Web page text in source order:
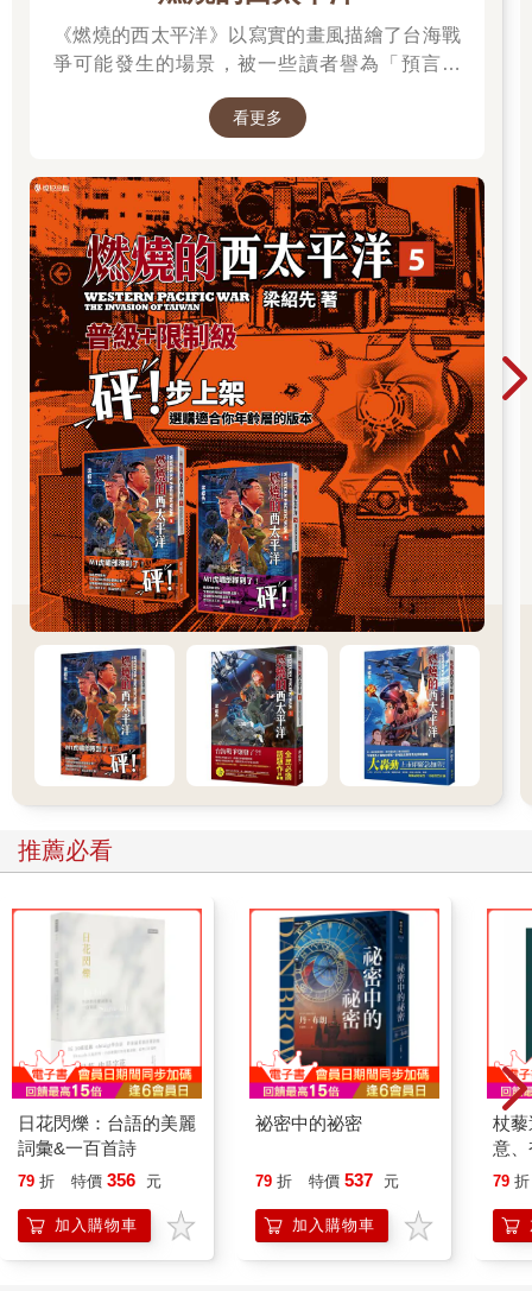
的故事。「故鄉」對發話者而言，是一個主觀可以選擇的空間或
場所，在第三者的認識中，則是發話者「起源」的土地，因此，
故鄉意識的認知與建構攸關著自我認同。不同世代的在台日本人
代的差異，呈現何種面貌？背後又具有什麼樣的意義，存在著哪
些建構故鄉的力量？讓我們試著從歷史的脈絡，探問戰前世代的
但這個篇章的主角，還有我們，曾經的被殖民者，也是今日家園
的主人。在台日本人的故鄉意識與懷鄉之情，與今日的我們何
關？法國史學家皮耶諾哈（Pierre Nora）將「記憶所繫之處」
（lieu de memoire）定義為「一種物質或非物質實體，經由人類
或時間轉變，而成為一個社群的象徵性遺產」，它包含了歷史
的、知性的、感性的、許多時候是無意識的，具有深奧多層次的
內涵。在台日人的故鄉，既是實體的空間──台灣，也是認知、情
感層次的非物質實體，在歷經諸多力量與時間轉化後，它是否只
屬於前在台日本人「在遠方遙想之處」，抑或也轉化為我們的象
徵性遺產？文末，讓我們透過日式建築保存的例子，思考台灣社
會如何看待涵蓋歷史、情感的日人故鄉記憶，並將之納入打造家
園的歷程。
在日本帝國的擴張下：異地．他鄉
時間拉回一百多年前的一八九五年，甲午戰爭後，台灣成為日本
的第一個殖民地，也開啟了日本邁向帝國之路。隨著日本帝國的
擴張與資本的活動，許多日本人一波一波地航向殖民地台灣。對
第一代來到殖民地台灣的日本人而言，鄉關何處？
十九世紀後半的日本，隨著工業化，人口從農漁山村移動至都
市，離鄉者也重新在都市空間中意識、建構「故鄉」。一八七○年
代以後，日本官方開始以獎勵移民的方式作為解決人口問題的對
鄉鄙到都城，也開始跨越原本的國土疆界。在這樣的時代背景
下，關於「故鄉」的官方言論便在鼓舞「遠征精神」的思想脈絡
「所到之處皆故鄉，實乃遠征精神之發現」。在宣揚遠征精神的
時代脈絡下，思念故國的家園並非被讚許的行為；相反地，在異
地創造第二、第三故鄉才是令人尊崇的。在一個鼓舞遠征、海外
雄飛的時代中，「在他鄉創造故鄉」成為官方的論述主軸。報章
雜誌上念茲在茲的是冀望在台日本人能涵養故鄉在台灣的觀念，
並期許埋骨於台灣。
然而，與官方的立場相違，移居至殖民地台灣的日本人，往往視
台灣為旅居之地，既不打算長久居住，也未如官方期許般涵養
「故鄉在台灣」的觀念。相反地，他們透過同鄉組織，遙想在日
本的故鄉，創造與日本內地故鄉連結的空間。
殖民地台灣很早便已出現以日本地方的「縣」為單位的同鄉組織
「縣人會」。日本共有四十七都道府縣，日治中晚期的一九三一
《燃燒的西太平洋》以寫實的畫風描繪了台海戰
爭可能發生的場景，被一些讀者譽為「預言之
品在CCC連載中。第五集為最新級數，買就抽作
看更多
推薦必看
日花閃爍：台語的美麗
詞彙&一百首詩
79 折 特價 356 元
加入購物車
祕密中的祕密
79 折 特價 537 元
加入購物車
杖
意
恭
79 折